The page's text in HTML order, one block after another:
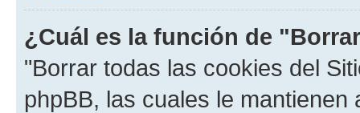
¿Cuál es la función de
"Borrar todas las cookies del
phpBB, las cuales le